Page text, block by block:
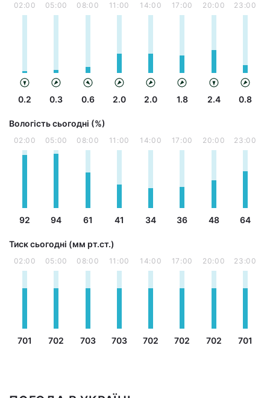
02:00
0.2
05:00
0.3
08:00
0.6
11:00
2.0
14:00
2.0
17:00
1.8
20:00
2.4
23:00
0.8
Вологість сьогодні (%)
02:00
92
05:00
94
08:00
61
11:00
41
14:00
34
17:00
36
20:00
48
23:00
64
Тиск сьогодні (мм рт.ст.)
02:00
701
05:00
702
08:00
703
11:00
703
14:00
702
17:00
702
20:00
702
23:00
701